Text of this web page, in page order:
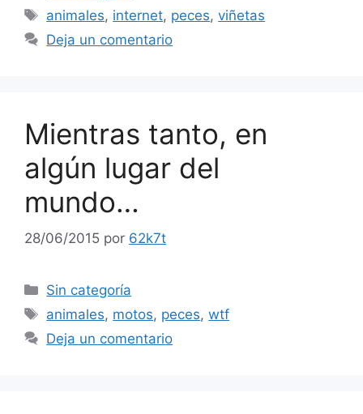
Etiquetas
animales, internet, peces,viñetas
Deja un comentario
Mientras tanto, en
algún lugar del
mundo…
28/06/2015 por 62k7t
Categorías
Sin categoría
Etiquetas
animales, motos, peces,wtf
Deja un comentario